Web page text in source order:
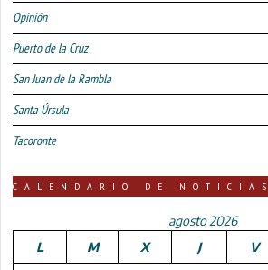
Opinión
Puerto de la Cruz
San Juan de la Rambla
Santa Úrsula
Tacoronte
CALENDARIO DE NOTICIAS
agosto 2026
L
M X J V